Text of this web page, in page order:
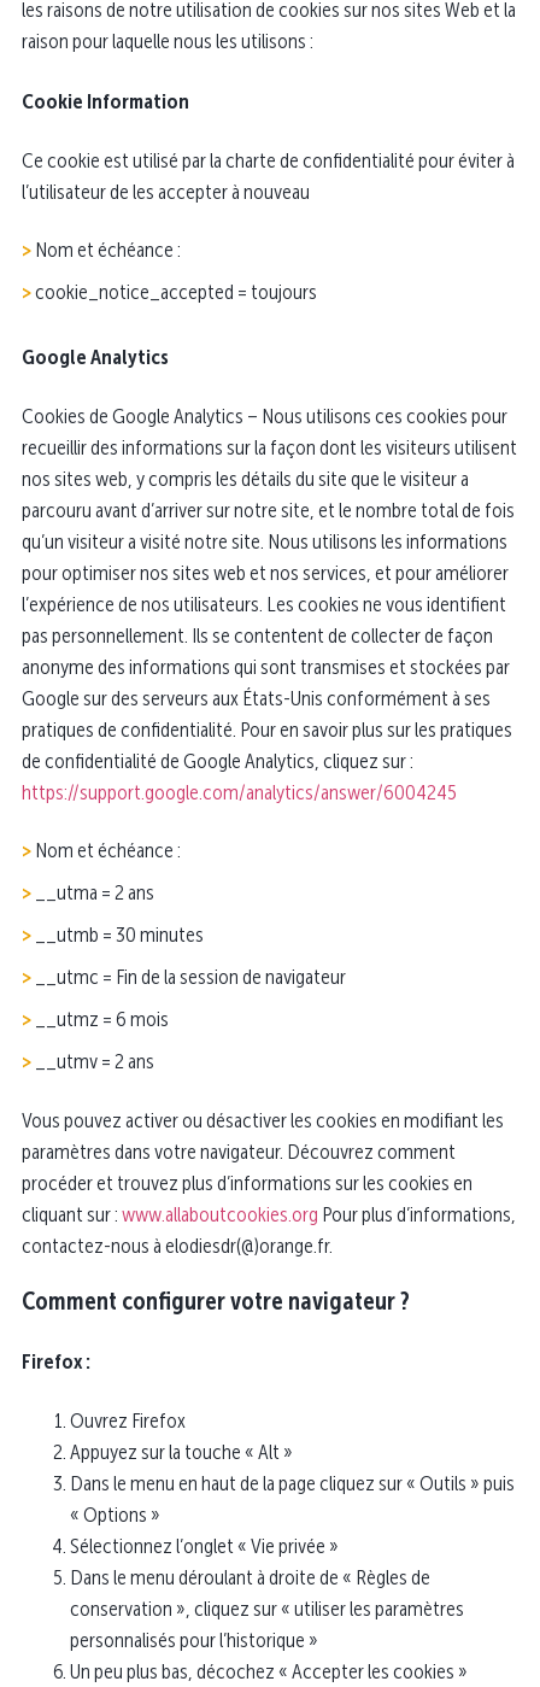
les raisons de notre utilisation de cookies sur nos sites Web et la
raison pour laquelle nous les utilisons :
Cookie Information
Ce cookie est utilisé par la charte de confidentialité pour éviter à
l’utilisateur de les accepter à nouveau
Nom et échéance :
cookie_notice_accepted = toujours
Google Analytics
Cookies de Google Analytics – Nous utilisons ces cookies pour
recueillir des informations sur la façon dont les visiteurs utilisent
nos sites web, y compris les détails du site que le visiteur a
parcouru avant d’arriver sur notre site, et le nombre total de fois
qu’un visiteur a visité notre site. Nous utilisons les informations
pour optimiser nos sites web et nos services, et pour améliorer
l’expérience de nos utilisateurs. Les cookies ne vous identifient
pas personnellement. Ils se contentent de collecter de façon
anonyme des informations qui sont transmises et stockées par
Google sur des serveurs aux États-Unis conformément à ses
pratiques de confidentialité. Pour en savoir plus sur les pratiques
de confidentialité de Google Analytics, cliquez sur :
https://support.google.com/analytics/answer/6004245
Nom et échéance :
__utma = 2 ans
__utmb = 30 minutes
__utmc = Fin de la session de navigateur
__utmz = 6 mois
__utmv = 2 ans
Vous pouvez activer ou désactiver les cookies en modifiant les
paramètres dans votre navigateur. Découvrez comment
procéder et trouvez plus d’informations sur les cookies en
cliquant sur :www.allaboutcookies.org Pour plus d’informations,
contactez-nous à elodiesdr(@)orange.fr.
Comment configurer votre navigateur ?
Firefox :
Ouvrez Firefox
Appuyez sur la touche « Alt »
Dans le menu en haut de la page cliquez sur « Outils » puis
« Options »
Sélectionnez l’onglet « Vie privée »
Dans le menu déroulant à droite de « Règles de
conservation », cliquez sur « utiliser les paramètres
personnalisés pour l’historique »
Un peu plus bas, décochez « Accepter les cookies »